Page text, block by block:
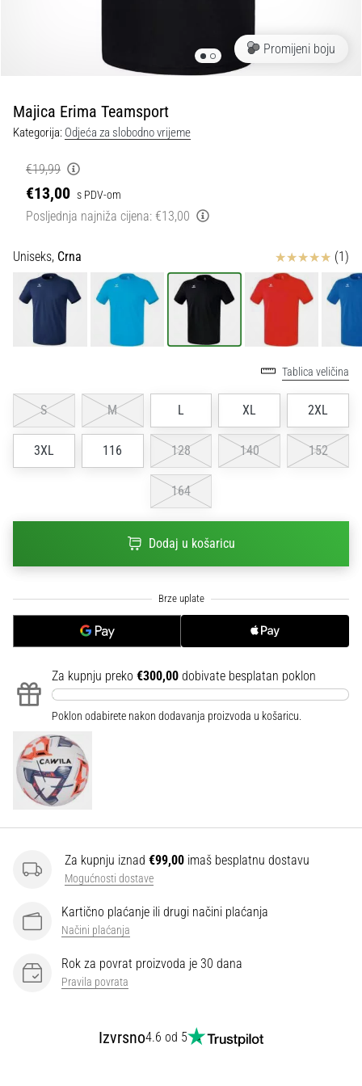
1. 7. 2025
•
1 min. čitanja
Play
for
More
Pripremi
se
za
EURO
službenim
dresovima
i
kopačkama
svake
gola…
sve
članke
Promijeni boju
Majica Erima Teamsport
Kategorija: Odjeća za slobodno vrijeme
€19,99
€13,00 s PDV-om
Posljednja najniža cijena: €13,00
Uniseks, Crna Ocjena proizvoda
(1)
Tablica veličina
S M L XL 2XL
3XL 116 128 140 152
164
Dodaj u košaricu
Za kupnju preko €300,00 dobivate besplatan poklon
Poklon odabirete nakon dodavanja proizvoda u košaricu.
Za kupnju iznad €99,00 imaš besplatnu dostavu
Mogućnosti dostave
Kartično plaćanje ili drugi načini plaćanja
Načini plaćanja
Rok za povrat proizvoda je 30 dana
Pravila povrata
Izvrsno4.6 od 5